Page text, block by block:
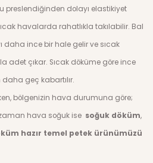
preslendiğinden dolayı elastikiyet
havalarda rahatlıkla takılabilir. Bal
ince bir hale gelir ve sıcak
adet çıkar. Sıcak döküme göre ince
geç kabartılır.
bölgenizin hava durumuna göre;
hava soğuk ise soğuk döküm,
hazır temel petek ürünümüzü